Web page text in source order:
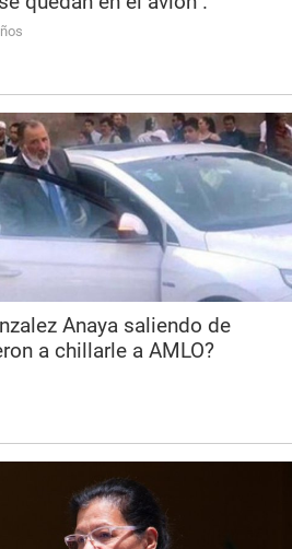
Anaya saliendo de
a chillarle a AMLO?